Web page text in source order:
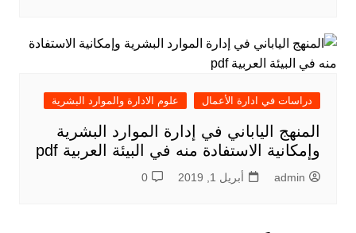
دراسات في ادارة الأعمال علوم الادارة والموارد البشرية
المنهج الياباني في إدارة الموارد البشرية
وإمكانية الاستفادة منه في البيئة العربية pdf
admin أبريل 1, 2019 0